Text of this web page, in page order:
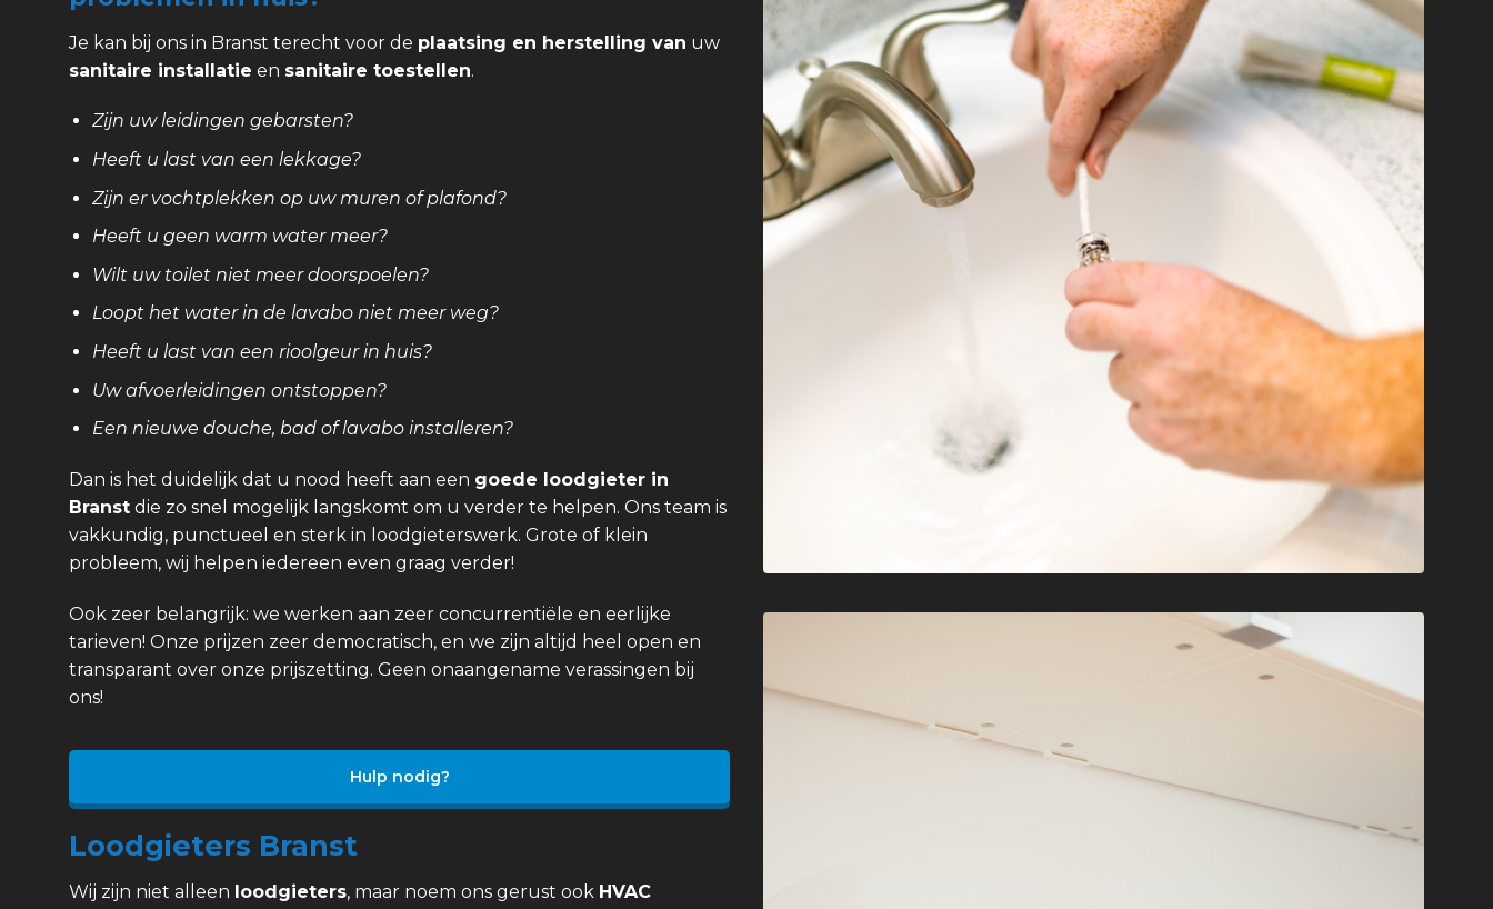
Je kan bij ons in Branst terecht voor de plaatsing en herstelling van uw
sanitaire installatie en sanitaire toestellen.
Zijn uw leidingen gebarsten?
Heeft u last van een lekkage?
Zijn er vochtplekken op uw muren of plafond?
Heeft u geen warm water meer?
Wilt uw toilet niet meer doorspoelen?
Loopt het water in de lavabo niet meer weg?
Heeft u last van een rioolgeur in huis?
Uw afvoerleidingen ontstoppen?
Een nieuwe douche, bad of lavabo installeren?
Dan is het duidelijk dat u nood heeft aan een goede loodgieter in
Branst die zo snel mogelijk langskomt om u verder te helpen. Ons team is
vakkundig, punctueel en sterk in loodgieterswerk. Grote of klein
probleem, wij helpen iedereen even graag verder!
Ook zeer belangrijk: we werken aan zeer concurrentiële en eerlijke
tarieven! Onze prijzen zeer democratisch, en we zijn altijd heel open en
transparant over onze prijszetting. Geen onaangename verassingen bij
ons!
Hulp nodig?
Loodgieters Branst
Wij zijn niet alleen loodgieters, maar noem ons gerust ook HVAC